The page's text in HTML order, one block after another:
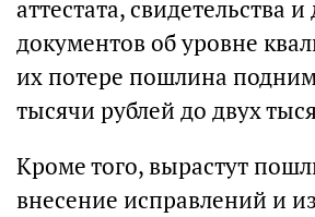
аттестата, свидетельства и
документов об уровне
их потере пошлина
тысячи рублей до двух
Кроме того, вырастут
внесение исправлений и